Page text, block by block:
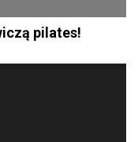
pilates!